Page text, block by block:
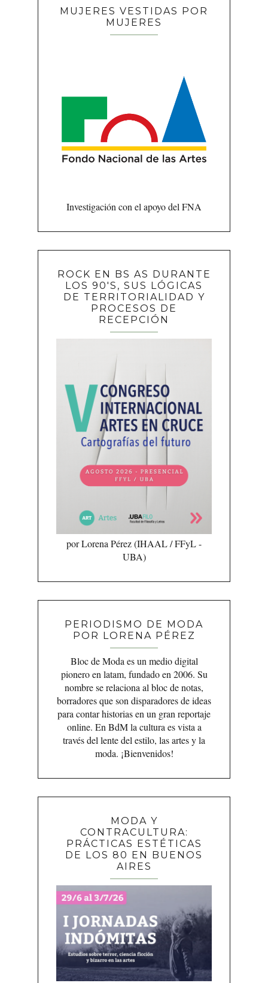
MUJERES VESTIDAS POR
MUJERES
Investigación con el apoyo del FNA
ROCK EN BS AS DURANTE
LOS 90'S, SUS LÓGICAS
DE TERRITORIALIDAD Y
PROCESOS DE
RECEPCIÓN
por Lorena Pérez (IHAAL / FFyL -
UBA)
PERIODISMO DE MODA
POR LORENA PÉREZ
Bloc de Moda es un medio digital
pionero en latam, fundado en 2006. Su
nombre se relaciona al bloc de notas,
borradores que son disparadores de ideas
para contar historias en un gran reportaje
online. En BdM la cultura es vista a
través del lente del estilo, las artes y la
moda. ¡Bienvenidos!
MODA Y
CONTRACULTURA:
PRÁCTICAS ESTÉTICAS
DE LOS 80 EN BUENOS
AIRES